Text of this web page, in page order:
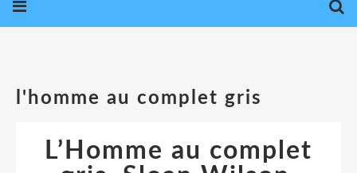
l'homme au complet gris
L’Homme au complet